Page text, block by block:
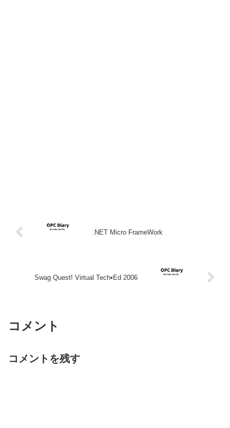
.NET Micro FrameWork
Swag Quest! Virtual Tech•Ed 2006
コメント
コメントを残す